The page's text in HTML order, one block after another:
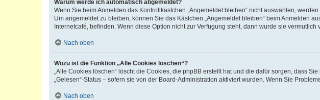
Warum werde ich automatisch abgemeldet?
Wenn Sie beim Anmelden das Kontrollkästchen „Angemeldet bleiben“ nicht auswählen,
Um angemeldet zu bleiben, können Sie das Kästchen „Angemeldet bleiben“ beim Anmelden
Internetcafé, befinden. Wenn diese Option nicht zur Verfügung steht, dann wurde sie
Nach oben
Wozu ist die Funktion „Alle Cookies löschen“?
„Alle Cookies löschen“ löscht die Cookies, die phpBB erstellt hat und die dafür sorgen, dass
„Gelesen“-Status – sofern sie von der Board-Administration aktiviert wurden. Wenn Sie
Nach oben